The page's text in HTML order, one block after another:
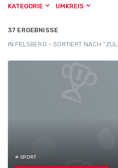
KATEGORIE UMKREIS
37 ERGEBNISSE
IN FELSBERG – SORTIERT NACH
# SPORT